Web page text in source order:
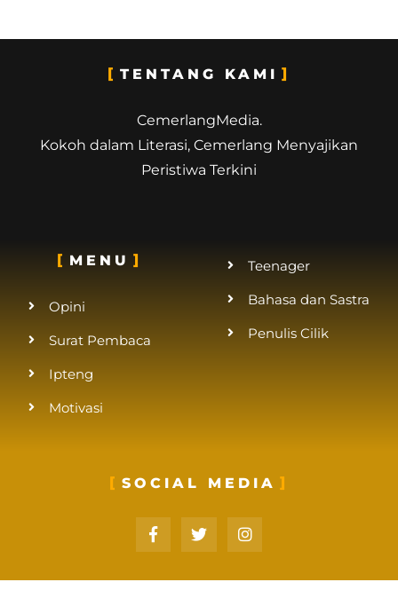
TENTANG KAMI
CemerlangMedia.
Kokoh dalam Literasi, Cemerlang Menyajikan
Peristiwa Terkini
MENU
Opini
Surat Pembaca
Ipteng
Motivasi
Teenager
Bahasa dan Sastra
Penulis Cilik
SOCIAL MEDIA